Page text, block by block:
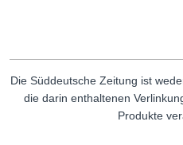
Die Süddeutsche Zeitung ist
die darin enthaltenen
Produkte